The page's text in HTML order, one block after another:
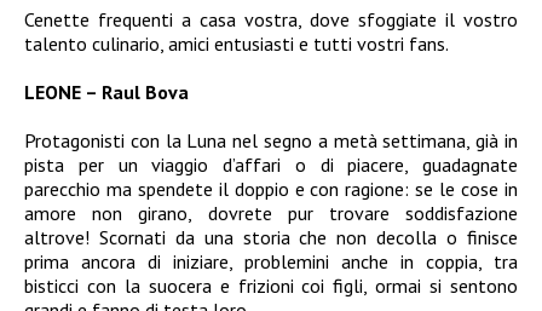
Cenette frequenti a casa vostra, dove sfoggiate il vostro
talento culinario, amici entusiasti e tutti vostri fans.
LEONE – Raul Bova
Protagonisti con la Luna nel segno a metà settimana, già in
pista per un viaggio d’affari o di piacere, guadagnate
parecchio ma spendete il doppio e con ragione: se le cose in
amore non girano, dovrete pur trovare soddisfazione
altrove! Scornati da una storia che non decolla o finisce
prima ancora di iniziare, problemini anche in coppia, tra
bisticci con la suocera e frizioni coi figli, ormai si sentono